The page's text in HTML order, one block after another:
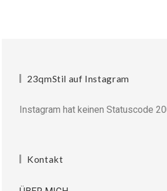
23qmStil auf Instagram
Instagram hat keinen Statuscode
Kontakt